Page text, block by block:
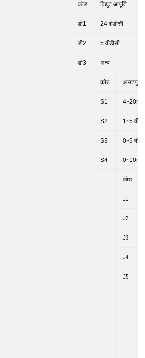
कोड विद्युत आपूर्ति
डी1 24 वीडीसी
डी2 5 वीडीसी
डी3 अन्य
कोड आउटपुट
S1
S2 1~5
S3 0~5
S4
कोड
J1
J2
J3
J4
J5